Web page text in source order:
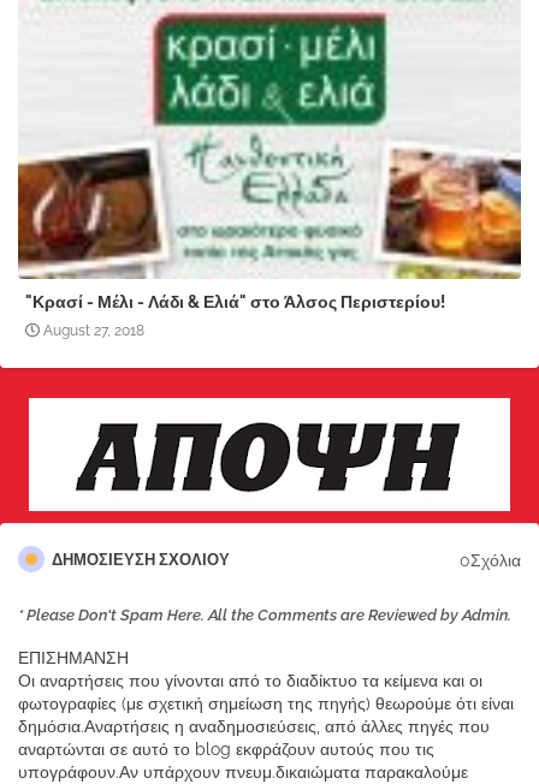
"Κρασί - Μέλι - Λάδι & Ελιά" στο Άλσος Περιστερίου!
August 27, 2018
ΔΗΜΟΣΊΕΥΣΗ ΣΧΟΛΊΟΥ 0Σχόλια
* Please Don't Spam Here. All the Comments are Reviewed by Admin.
ΕΠΙΣΗΜΑΝΣΗ
Οι αναρτήσεις που γίνονται από το διαδίκτυο τα κείμενα και οι
φωτογραφίες (με σχετική σημείωση της πηγής) θεωρούμε ότι είναι
δημόσια.Αναρτήσεις η αναδημοσιεύσεις, από άλλες πηγές που
αναρτώνται σε αυτό το blog εκφράζουν αυτούς που τις
υπογράφουν.Αν υπάρχουν πνευμ.δικαιώματα παρακαλούμε